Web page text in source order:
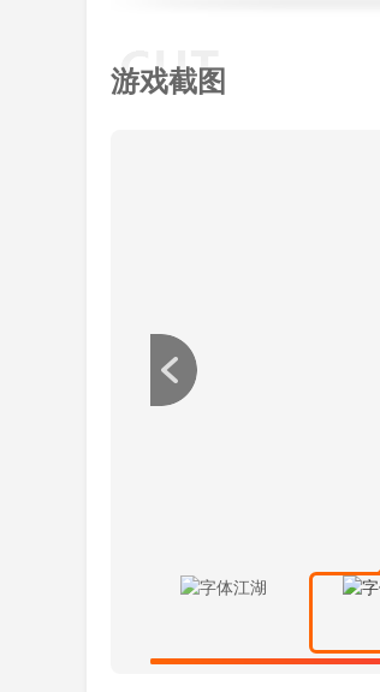
《IX》. 以(以)上(上)就(就
(的)详(详)细(细)介(介)绍(绍)
游戏截图